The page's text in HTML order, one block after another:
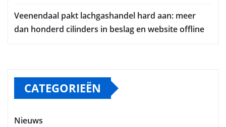
Veenendaal pakt lachgashandel hard aan: meer
dan honderd cilinders in beslag en website offline
CATEGORIEËN
Nieuws